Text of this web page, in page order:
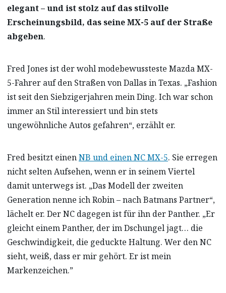
elegant – und ist stolz auf das stilvolle
Erscheinungsbild, das seine MX-5 auf der Straße
abgeben.
Fred Jones ist der wohl modebewussteste Mazda MX-
5-Fahrer auf den Straßen von Dallas in Texas. „Fashion
ist seit den Siebzigerjahren mein Ding. Ich war schon
immer an Stil interessiert und bin stets
ungewöhnliche Autos gefahren“, erzählt er.
Fred besitzt einenNB und einen NC MX-5. Sie erregen
nicht selten Aufsehen, wenn er in seinem Viertel
damit unterwegs ist. „Das Modell der zweiten
Generation nenne ich Robin – nach Batmans Partner“,
lächelt er. Der NC dagegen ist für ihn der Panther. „Er
gleicht einem Panther, der im Dschungel jagt… die
Geschwindigkeit, die geduckte Haltung. Wer den NC
sieht, weiß, dass er mir gehört. Er ist mein
Markenzeichen.”